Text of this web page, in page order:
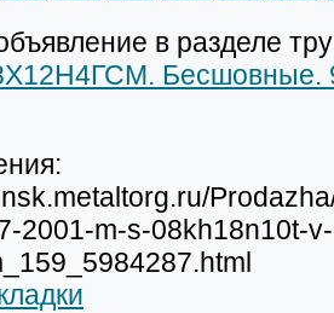
в разделе
Бесшовные.
2001-m-s-08kh18n10t-